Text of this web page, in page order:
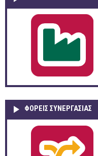
ΦΟΡΕΙΣ ΣΥΝΕΡΓΑΣΙΑΣ